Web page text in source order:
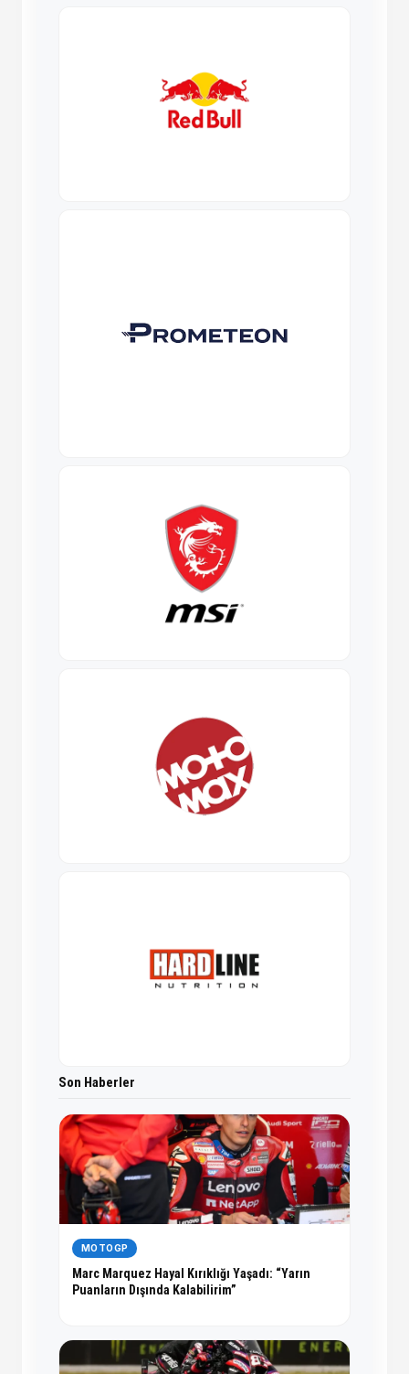
Son Haberler
MOTOGP
Marc Marquez Hayal Kırıklığı Yaşadı: “Yarın
Puanların Dışında Kalabilirim”